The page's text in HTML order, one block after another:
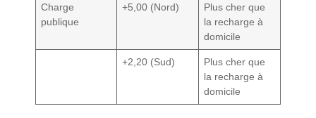
Charge
publique
+5,00 (Nord)
Plus cher que
la recharge à
domicile
+2,20 (Sud)
Plus cher que
la recharge à
domicile